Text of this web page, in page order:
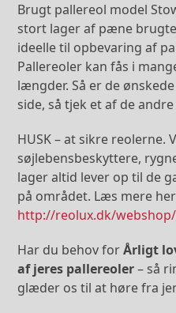
Brugt pallereol model
stort lager af pæne
ideelle til opbevaring af
Pallereoler kan fås i
længder. Så er de
side, så tjek et af de
HUSK – at sikre
søjlebensbeskyttere,
lager altid lever op til de
på området. Læs mere
http://reolux.dk/
Har du behov forÅrligt
af jeres pallereoler– så
glæder os til at høre fra